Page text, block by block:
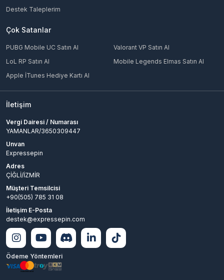
Destek Taleplerim
Çok Satanlar
PUBG Mobile UC Satın Al
Valorant VP Satın Al
LoL RP Satın Al
Mobile Legends Elmas Satın Al
Apple İTunes Hediye Kartı Al
İletişim
Vergi Dairesi / Numarası
YAMANLAR/3650309447
Unvan
Expressepin
Adres
ÇİĞLİ/İZMİR
Müşteri Temsilcisi
+90(505) 785 31 08
İletişim E-Posta
destek@expressepin.com
Ödeme Yöntemleri